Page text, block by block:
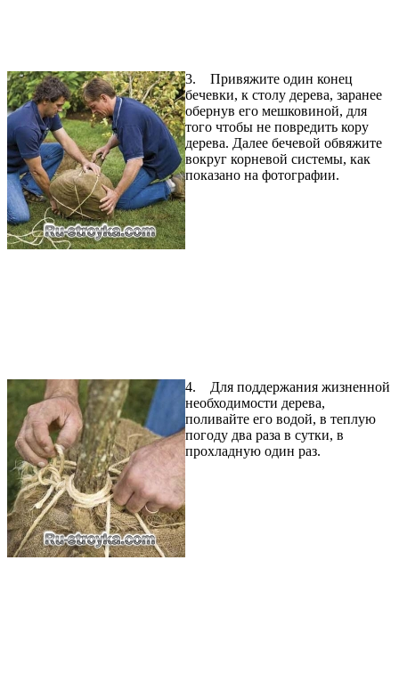
3. Привяжите один конец
бечевки, к столу дерева, заранее
обернув его мешковиной, для
того чтобы не повредить кору
дерева. Далее бечевой обвяжите
вокруг корневой системы, как
показано на фотографии.
4. Для поддержания жизненной
необходимости дерева,
поливайте его водой, в теплую
погоду два раза в сутки, в
прохладную один раз.